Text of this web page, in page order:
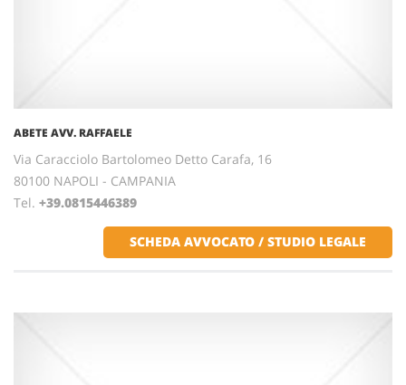
ABETE AVV. RAFFAELE
Via Caracciolo Bartolomeo Detto Carafa, 16
80100 NAPOLI - CAMPANIA
Tel. +39.0815446389
SCHEDA AVVOCATO / STUDIO LEGALE